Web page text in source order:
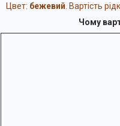
Цвет: бежевий Вартість
Чому